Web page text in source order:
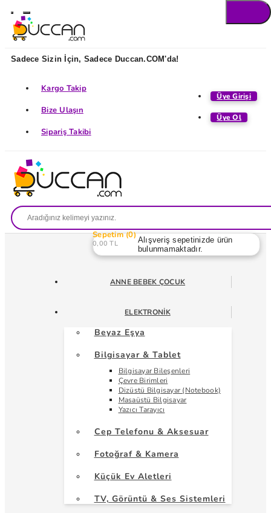
Sadece Sizin İçin, Sadece Duccan.COM'da!
Üye Girişi
Üye Ol
Kargo Takip
Bize Ulaşın
Sipariş Takibi
Sepetim 0
0,00 TL
Alışveriş sepetinizde ürün
bulunmamaktadır.
ANNE BEBEK ÇOCUK
ELEKTRONIK
Beyaz Eşya
Bilgisayar & Tablet
Bilgisayar Bileşenleri
Çevre Birimleri
Dizüstü Bilgisayar (Notebook)
Masaüstü Bilgisayar
Yazıcı Tarayıcı
Cep Telefonu & Aksesuar
Fotoğraf & Kamera
Küçük Ev Aletleri
TV, Görüntü & Ses Sistemleri